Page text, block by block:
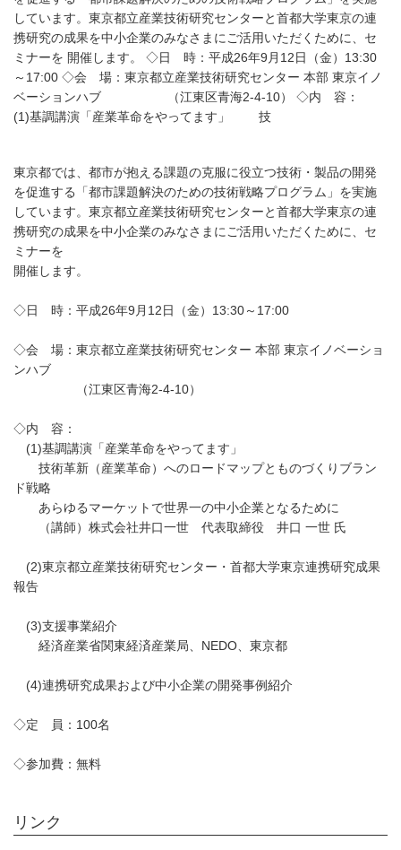
しています。東京都立産業技術研究センターと首都大学東京の連
携研究の成果を中小企業のみなさまにご活用いただくために、セ
ミナーを 開催します。 ◇日 時：平成26年9月12日（金）13:30
～17:00 ◇会 場：東京都立産業技術研究センター 本部 東京イノ
ベーションハブ （江東区青海2-4-10） ◇内 容：
(1)基調講演「産業革命をやってます」 技
東京都では、都市が抱える課題の克服に役立つ技術・製品の開発
を促進する「都市課題解決のための技術戦略プログラム」を実施
しています。東京都立産業技術研究センターと首都大学東京の連
携研究の成果を中小企業のみなさまにご活用いただくために、セ
ミナーを
開催します。
◇日 時：平成26年9月12日（金）13:30～17:00
◇会 場：東京都立産業技術研究センター 本部 東京イノベーショ
ンハブ
（江東区青海2-4-10）
◇内 容：
(1)基調講演「産業革命をやってます」
技術革新（産業革命）へのロードマップとものづくりブラン
ド戦略
あらゆるマーケットで世界一の中小企業となるために
（講師）株式会社井口一世 代表取締役 井口 一世 氏
(2)東京都立産業技術研究センター・首都大学東京連携研究成果
報告
(3)支援事業紹介
経済産業省関東経済産業局、NEDO、東京都
(4)連携研究成果および中小企業の開発事例紹介
◇定 員：100名
◇参加費：無料
リンク